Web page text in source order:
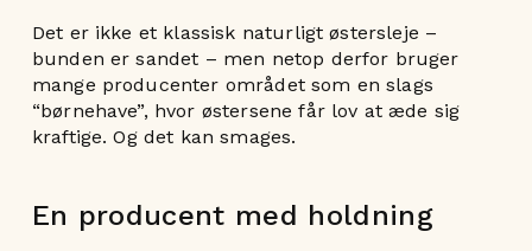
Det er ikke et klassisk naturligt østersleje –
bunden er sandet – men netop derfor bruger
mange producenter området som en slags
“børnehave”, hvor østersene får lov at æde sig
kraftige. Og det kan smages.
En producent med holdning